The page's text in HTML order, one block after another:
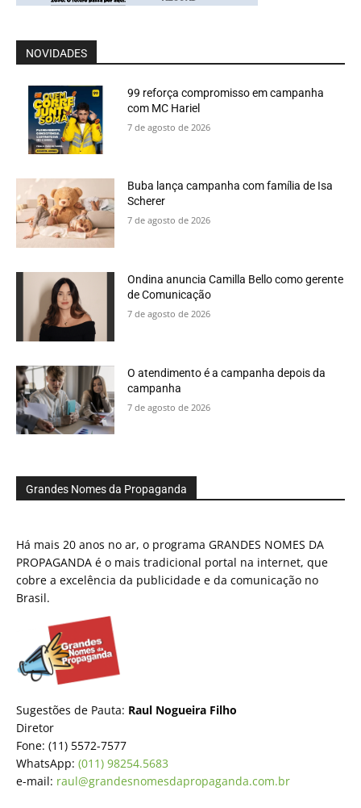
NOVIDADES
99 reforça compromisso em campanha
com MC Hariel
7 de agosto de 2026
Buba lança campanha com família de Isa
Scherer
7 de agosto de 2026
Ondina anuncia Camilla Bello como gerente
de Comunicação
7 de agosto de 2026
O atendimento é a campanha depois da
campanha
7 de agosto de 2026
Grandes Nomes da Propaganda
Há mais 20 anos no ar, o programa GRANDES NOMES DA
PROPAGANDA é o mais tradicional portal na internet, que
cobre a excelência da publicidade e da comunicação no
Brasil.
Sugestões de Pauta: Raul Nogueira Filho
Diretor
Fone: (11) 5572-7577
WhatsApp: (011) 98254.5683
e-mail: raul@grandesnomesdapropaganda.com.br